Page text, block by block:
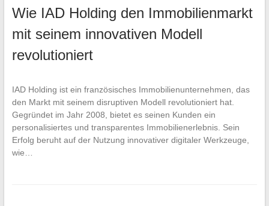
Wie IAD Holding den Immobilienmarkt
mit seinem innovativen Modell
revolutioniert
IAD Holding ist ein französisches Immobilienunternehmen, das
den Markt mit seinem disruptiven Modell revolutioniert hat.
Gegründet im Jahr 2008, bietet es seinen Kunden ein
personalisiertes und transparentes Immobilienerlebnis. Sein
Erfolg beruht auf der Nutzung innovativer digitaler Werkzeuge,
wie…